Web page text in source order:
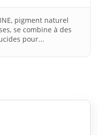
pigment naturel
se combine à des
pour...